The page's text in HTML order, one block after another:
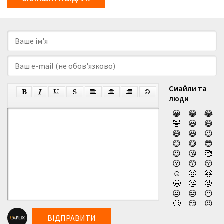
Смайли та
люди
😀
😁
😂
🤣
😃
😄
😅
😆
😉
😊
😋
😎
😍
😘
🥰
😗
😙
😚
☺️
🙂
🤗
🤩
🤔
🤨
😐
😑
😶
🙄
😏
😣
ВІДПРАВИТИ